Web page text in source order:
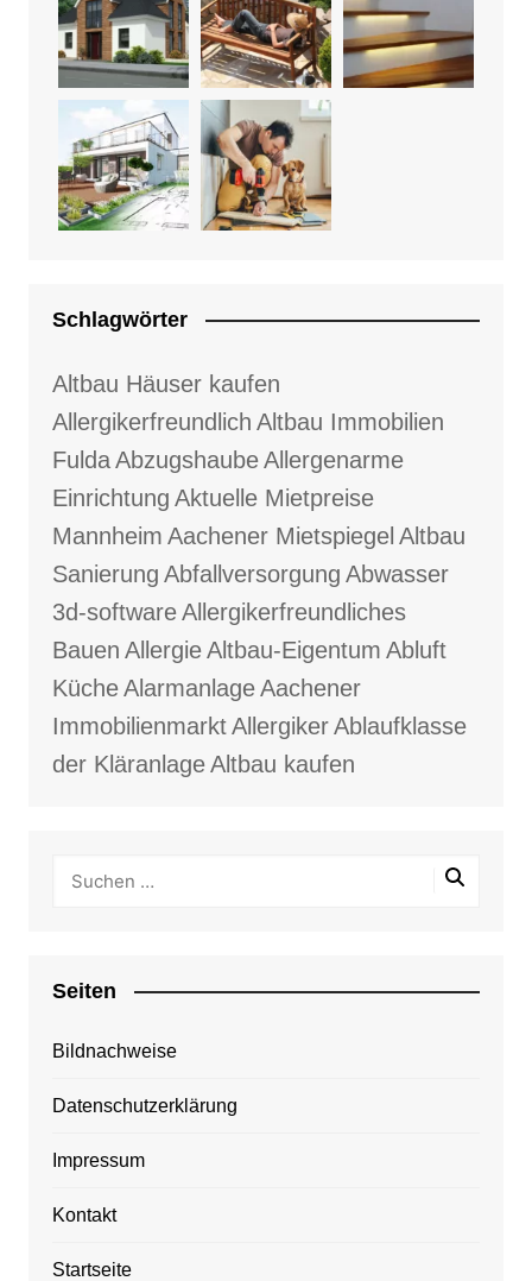
Schlagwörter
Altbau Häuser kaufen
Allergikerfreundlich Altbau Immobilien
FuldaAbzugshaubeAllergenarme
Einrichtung Aktuelle Mietpreise
Mannheim Aachener Mietspiegel Altbau
Sanierung Abfallversorgung Abwasser
3d-softwareAllergikerfreundliches
Bauen AllergieAltbau-Eigentum Abluft
KücheAlarmanlageAachener
ImmobilienmarktAllergikerAblaufklasse
der KläranlageAltbau kaufen
Seiten
Bildnachweise
Datenschutzerklärung
Impressum
Kontakt
Startseite